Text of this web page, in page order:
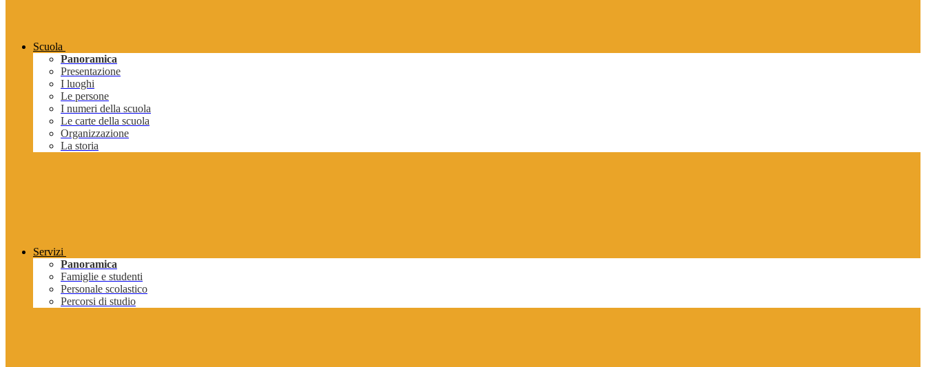
Scuola
Panoramica
Presentazione
I luoghi
Le persone
I numeri della scuola
Le carte della scuola
Organizzazione
La storia
Servizi
Panoramica
Famiglie e studenti
Personale scolastico
Percorsi di studio